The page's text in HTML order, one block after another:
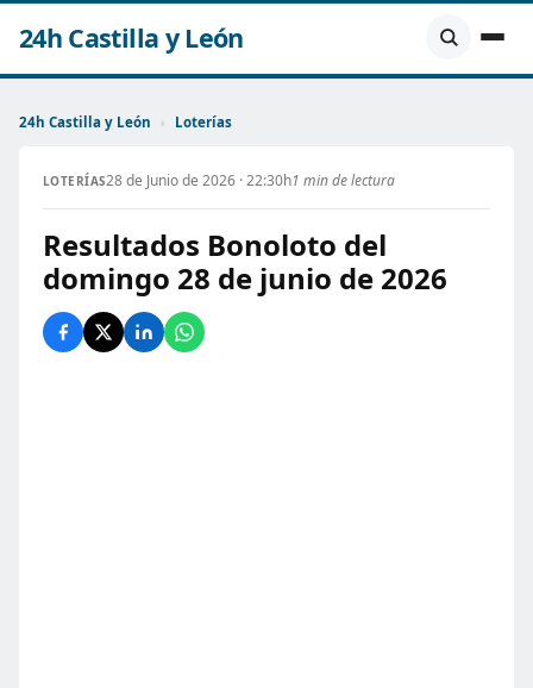
24h Castilla y León
24h Castilla y León › Loterías
LOTERÍAS28 de Junio de 2026 · 22:30h1 min de lectura
Resultados Bonoloto del
domingo 28 de junio de 2026